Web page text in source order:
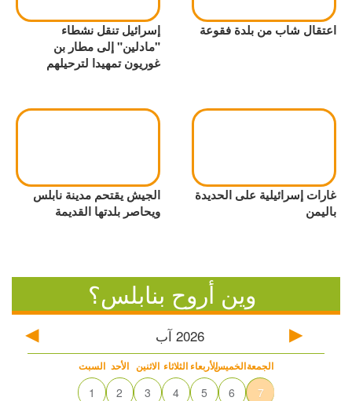
اعتقال شاب من بلدة فقوعة
إسرائيل تنقل نشطاء
"مادلين" إلى مطار بن
غوريون تمهيدا لترحيلهم
غارات إسرائيلية على الحديدة
باليمن
الجيش يقتحم مدينة نابلس
ويحاصر بلدتها القديمة
وين أروح بنابلس؟
2026 آب
السبت الأحد الاثنين الثلاثاء الأربعاءالخميسالجمعة
1 2 3 4 5 6 7